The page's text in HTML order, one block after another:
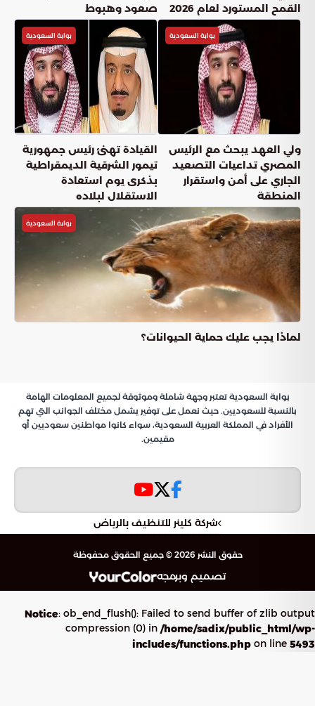
القمح المستورد لعام 2026
صعود وهبوط
بوابة السعودية
ولي العهد يبحث مع الرئيس
المصري تداعيات التصعيد
الجاري على أمن واستقرار
المنطقة
بوابة السعودية
القيادة تهنئ رئيس جمهورية
تيمور الشرقية الديمقراطية
بذكرى يوم استعادة
الاستقلال لبلاده
بوابة السعودية
لماذا يجب عليك حماية الحيوانات؟
بوابة السعودية تعتبر وجهة شاملة وموثوقة لجميع المعلومات الهامة
بالنسبة للسعوديين. حيث نعمل على توفير يشمل مختلف الجوانب التي تهم
الأفراد في المملكة العربية السعودية، سواء كانوا مواطنين سعوديين أو
مقيمين.
شركة كلينر للتنظيف بالرياض
حقوق النشر 2026 © جميع الحقوق محفوظة
تصميم وبرمجه
Notice: ob_end_flush(): Failed to send buffer of zlib output
compression (0) in /home/sadix/public_html/wp-
includes/functions.php on line 5493